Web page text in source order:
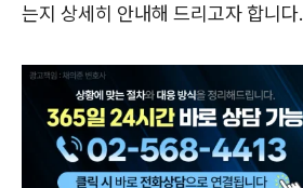
는지 상세히 안내해 드리고자 합니다.